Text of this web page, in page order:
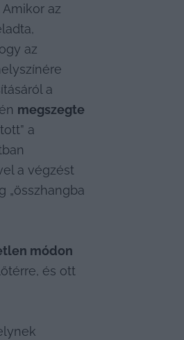
az
az
a
megszegte
a
a végzést
„összhangba
módon
és ott